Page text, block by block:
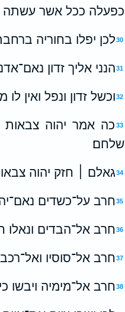
כפעלה ככל אשר עשתה
30לכן יפלו בחוריה
31הנני אליך זדון
32וכשל זדון ונפל ואין
33 כה אמר יהוה צבאות
שלחם׃
34גאלם ׀ חזק יהוה
35חרב על־כשדים
36חרב אל־הבדים ונאלו
37חרב אל־סוסיו
38חרב אל־מימיה ויבשו